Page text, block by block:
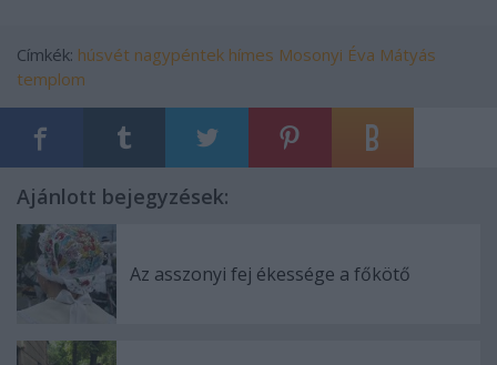
Címkék: húsvét nagypéntek hímes Mosonyi Éva Mátyás
templom
Ajánlott bejegyzések:
Az asszonyi fej ékessége a főkötő